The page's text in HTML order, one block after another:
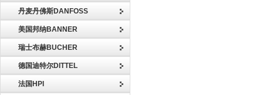
丹麦丹佛斯DANFOSS
美国邦纳BANNER
瑞士布赫BUCHER
德国迪特尔DITTEL
法国HPI